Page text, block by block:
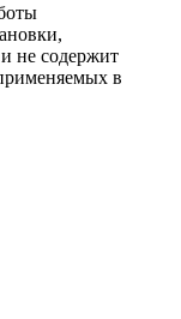
не содержит
в